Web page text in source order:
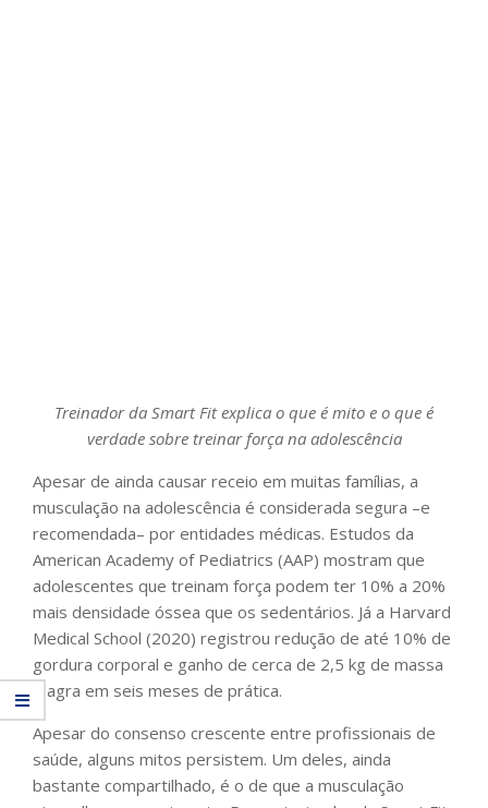
Treinador da Smart Fit explica o que é mito e o que é
verdade sobre treinar força na adolescência
Apesar de ainda causar receio em muitas famílias, a
musculação na adolescência é considerada segura –e
recomendada– por entidades médicas. Estudos da
American Academy of Pediatrics (AAP) mostram que
adolescentes que treinam força podem ter 10% a 20%
mais densidade óssea que os sedentários. Já a Harvard
Medical School (2020) registrou redução de até 10% de
gordura corporal e ganho de cerca de 2,5 kg de massa
magra em seis meses de prática.
Apesar do consenso crescente entre profissionais de
saúde, alguns mitos persistem. Um deles, ainda
bastante compartilhado, é o de que a musculação